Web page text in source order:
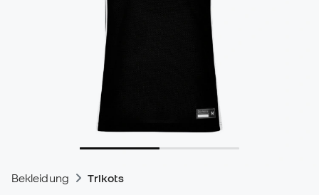
Bekleidung Trikots